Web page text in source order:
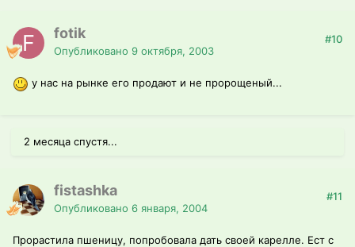
fotik
Опубликовано 9 октября, 2003
#10
у нас на рынке его продают и не пророщеный...
2 месяца спустя...
fistashka
Опубликовано 6 января, 2004
#11
Прорастила пшеницу, попробовала дать своей карелле. Ест с